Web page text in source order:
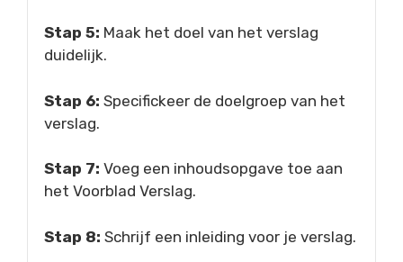
Stap 5: Maak het doel van het verslag
duidelijk.
Stap 6: Specifickeer de doelgroep van het
verslag.
Stap 7: Voeg een inhoudsopgave toe aan
het Voorblad Verslag.
Stap 8: Schrijf een inleiding voor je verslag.